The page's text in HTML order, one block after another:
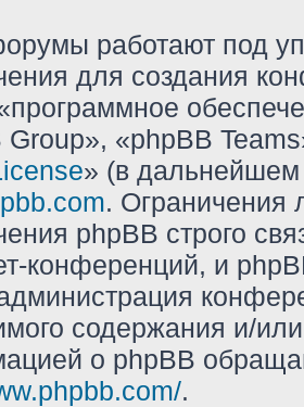
работают под
для создания
Group», «phpBB
» (в дальнейшем
. Ограничения
phpBB строго
конференций, и
содержания и/
о phpBB
.